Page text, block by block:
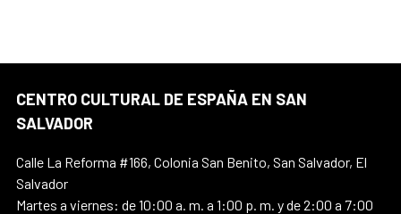
CENTRO CULTURAL DE ESPAÑA EN SAN
SALVADOR
Calle La Reforma #166, Colonia San Benito, San Salvador, El
Salvador
Martes a viernes: de 10:00 a. m. a 1:00 p. m. y de 2:00 a 7:00